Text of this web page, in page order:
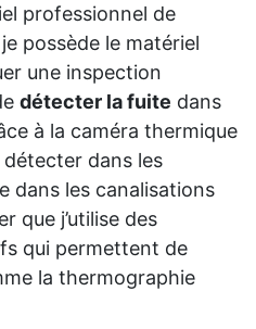
professionnel de
possède le matériel
une inspection
détecter la fuite dans
à la caméra thermique
détecter dans les
dans les canalisations
que j’utilise des
qui permettent de
la thermographie